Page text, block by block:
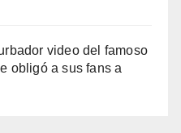
video del famoso
obligó a sus fans a